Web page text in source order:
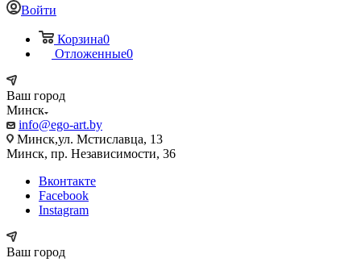
Войти
Корзина0
Отложенные0
Ваш город
Минск
info@ego-art.by
Минск,ул. Мстиславца, 13
Минск, пр. Независимости, 36
Вконтакте
Facebook
Instagram
Ваш город